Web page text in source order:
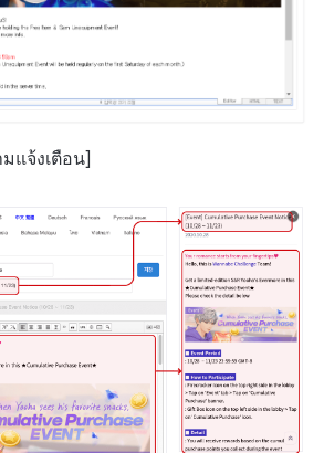
แจ้งเตือน]